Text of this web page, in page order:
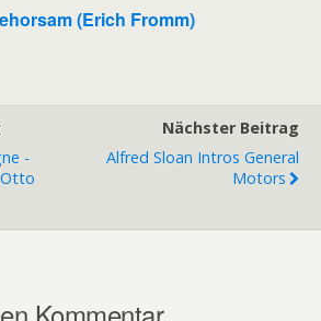
(Erich Fromm)
-
Nächster Beitrag
Alfred Sloan Intros General
Motors